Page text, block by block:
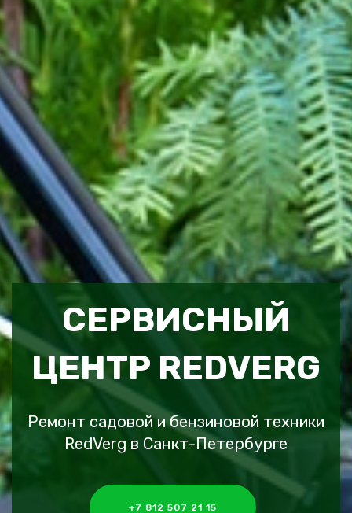
СЕРВИСНЫЙ
ЦЕНТР REDVERG
Ремонт садовой и бензиновой техники
RedVerg в Санкт-Петербурге
+7 812 507 21 15